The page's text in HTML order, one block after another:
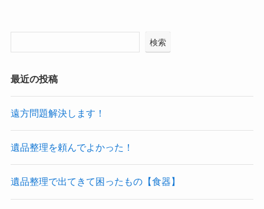
検索
最近の投稿
遠方問題解決します！
遺品整理を頼んでよかった！
遺品整理で出てきて困ったもの【食器】